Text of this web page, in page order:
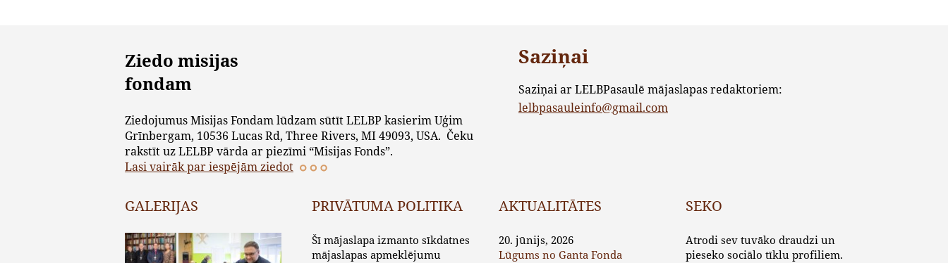
Ziedo misijas
fondam
Ziedojumus Misijas Fondam lūdzam sūtīt LELBP kasierim Uģim
Grīnbergam, 10536 Lucas Rd, Three Rivers, MI 49093, USA. Čeku
rakstīt uz LELBP vārda ar piezīmi “Misijas Fonds”.
Lasi vairāk par iespējām ziedot
Saziņai
Saziņai ar LELBPasaulē mājaslapas redaktoriem:
lelbpasauleinfo@gmail.com
GALERIJAS PRIVĀTUMA POLITIKA
Šī mājaslapa izmanto sīkdatnes
mājaslapas apmeklējumu
AKTUALITĀTES
20. jūnijs, 2026
Lūgums no Ganta Fonda
SEKO
Atrodi sev tuvāko draudzi un
pieseko sociālo tīklu profiliem.